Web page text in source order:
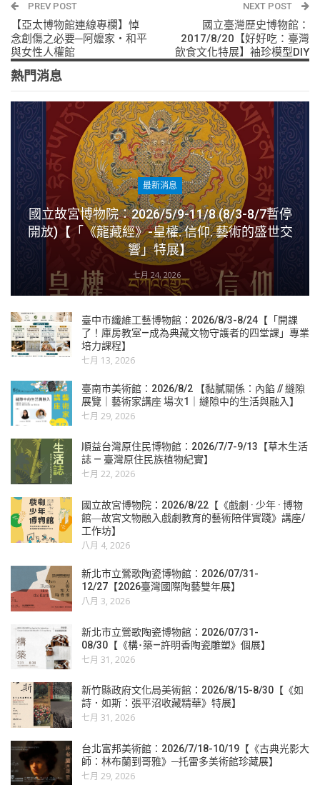
PREV POST
【亞太博物館連線專欄】悼
念創傷之必要─阿嬤家‧和平
與女性人權館
NEXT POST
國立臺灣歷史博物館：
2017/8/20【好好吃：臺灣
飲食文化特展】袖珍模型DIY
熱門消息
最新消息
國立故宮博物院：2026/5/9-11/8 (8/3-8/7暫停
開放)【「《龍藏經》-皇權. 信仰. 藝術的盛世交
響」特展】
七月 24, 2026
臺中市纖維工藝博物館：2026/8/3-8/24【「開課
了！庫房教室—成為典藏文物守護者的四堂課」專業
培力課程】
七月 13, 2026
臺南市美術館：2026/8/2 【黏膩關係：內餡 // 縫隙
展覽｜藝術家講座 場次1｜縫隙中的生活與融入】
七月 29, 2026
順益台灣原住民博物館：2026/7/7-9/13【草木生活
誌 — 臺灣原住民族植物紀實】
七月 22, 2026
國立故宮博物院：2026/8/22【《戲劇 · 少年 · 博物
館―故宮文物融入戲劇教育的藝術陪伴實踐》講座/
工作坊】
八月 4, 2026
新北市立鶯歌陶瓷博物館：2026/07/31-
12/27【2026臺灣國際陶藝雙年展】
八月 3, 2026
新北市立鶯歌陶瓷博物館：2026/07/31-
08/30【《構･築—許明香陶瓷雕塑》個展】
七月 31, 2026
新竹縣政府文化局美術館：2026/8/15-8/30【《如
詩．如斯：張平沼收藏精華》特展】
七月 31, 2026
台北富邦美術館：2026/7/18-10/19【《古典光影大
師：林布蘭到哥雅》─托雷多美術館珍藏展】
七月 29, 2026